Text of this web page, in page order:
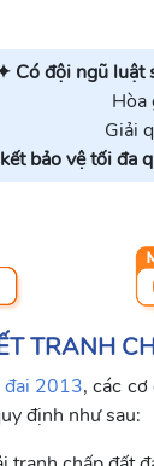
Có đội ngũ luật
Hòa
Giải
bảo vệ tối đa
TRANH
2013, các
định như sau: